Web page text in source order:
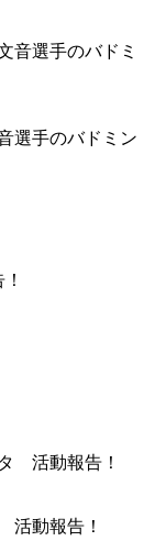
選手のバドミン
活動報告！